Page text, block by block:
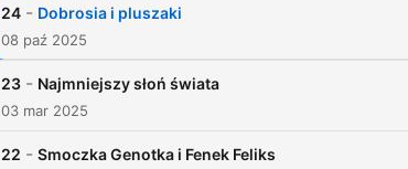
24 - Dobrosia i pluszaki
08 paź 2025
23 - Najmniejszy słoń świata
03 mar 2025
22 - Smoczka Genotka i Fenek Feliks